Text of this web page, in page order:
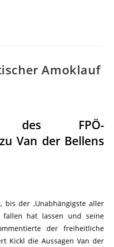
Amoklauf
des FPÖ-
Van der Bellens
bis der ‚Unabhängigste aller
fallen hat lassen und seine
der freiheitliche
Kickl die Aussagen Van der